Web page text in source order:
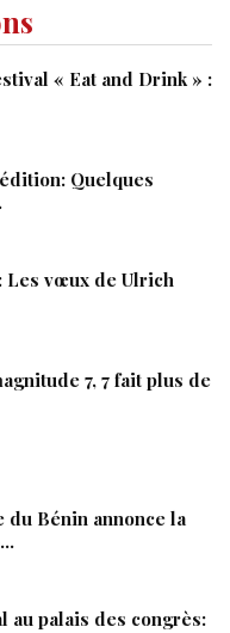
« Eat and Drink » :
Quelques
Les vœux de Ulrich
7, 7 fait plus de
du Bénin annonce la
au palais des congrès: